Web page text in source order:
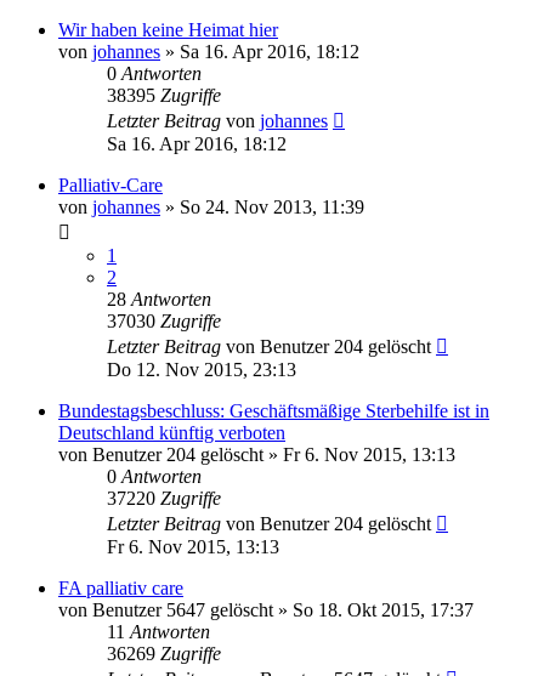
Wir haben keine Heimat hier
von johannes » Sa 16. Apr 2016, 18:12
0 Antworten
38395 Zugriffe
Letzter Beitrag von johannes
Sa 16. Apr 2016, 18:12
Palliativ-Care
von johannes » So 24. Nov 2013, 11:39
1
2
28 Antworten
37030 Zugriffe
Letzter Beitrag von Benutzer 204 gelöscht
Do 12. Nov 2015, 23:13
Bundestagsbeschluss: Geschäftsmäßige Sterbehilfe ist in
Deutschland künftig verboten
von Benutzer 204 gelöscht » Fr 6. Nov 2015, 13:13
0 Antworten
37220 Zugriffe
Letzter Beitrag von Benutzer 204 gelöscht
Fr 6. Nov 2015, 13:13
FA palliativ care
von Benutzer 5647 gelöscht » So 18. Okt 2015, 17:37
11 Antworten
36269 Zugriffe